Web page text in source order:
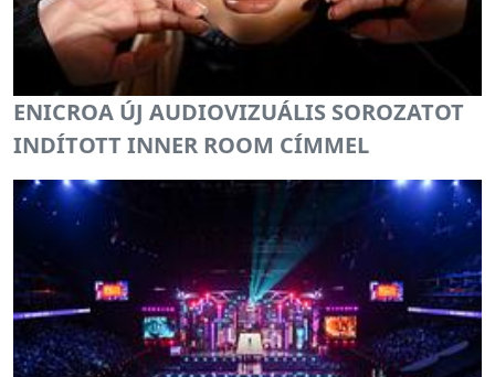
ENICROA ÚJ AUDIOVIZUÁLIS SOROZATOT
INDÍTOTT INNER ROOM CÍMMEL